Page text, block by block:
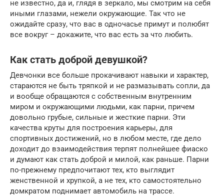
не известно, да и, глядя в зеркало, мы смотрим на себя
иными глазами, нежели окружающие. Так что не
ожидайте сразу, что вас в одночасье примут и полюбят
все вокруг – докажите, что вас есть за что любить.
Как стать доброй девушкой?
Девчонки все больше прокачивают навыки и характер,
стараются не быть тряпкой и не размазывать сопли, да
и вообще обращаются с собственным внутренним
миром и окружающими людьми, как парни, причем
довольно грубые, сильные и жесткие парни. Эти
качества круты для построения карьеры, для
спортивных достижений, но в любом месте, где дело
доходит до взаимодействия терпят полнейшее фиаско
и думают как стать доброй и милой, как раньше. Парни
по-прежнему предпочитают тех, кто выглядит
женственной и хрупкой, а не тех, кто самостоятельно
домкратом поднимает автомобиль на трассе.